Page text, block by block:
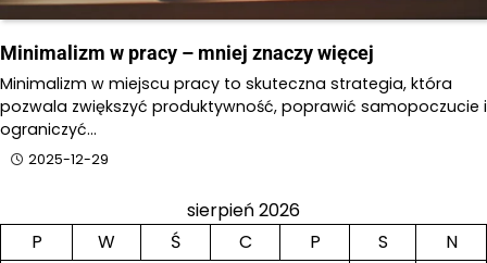
Minimalizm w pracy – mniej znaczy więcej
Minimalizm w miejscu pracy to skuteczna strategia, która
pozwala zwiększyć produktywność, poprawić samopoczucie i
ograniczyć…
2025-12-29
sierpień 2026
P
W Ś C P S
N